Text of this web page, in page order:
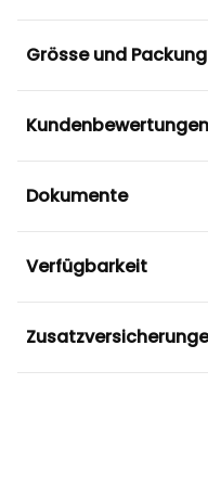
Grösse und Packung
Kundenbewertungen
Dokumente
Verfügbarkeit